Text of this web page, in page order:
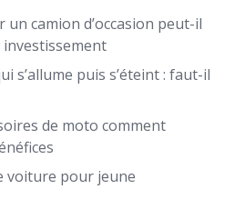
camion d’occasion peut-il
s’allume puis s’éteint : faut-il
de moto comment
voiture pour jeune